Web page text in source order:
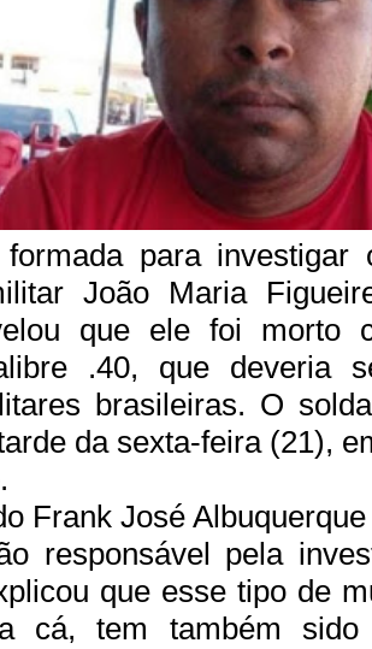
para investigar
João Maria
que ele foi morto
.40, que deveria
brasileiras. O
da sexta-feira (21),
Frank José
responsável pela
que esse tipo de
cá, tem também sido